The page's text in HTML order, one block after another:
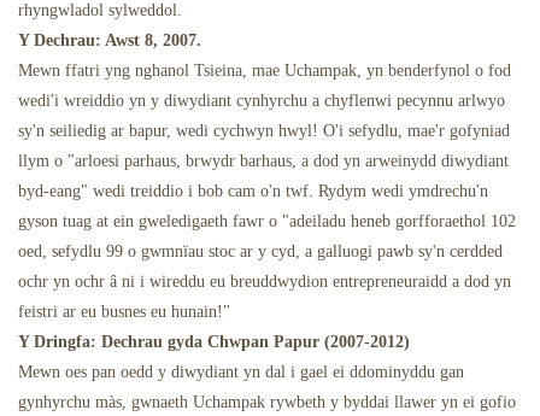
rhyngwladol sylweddol.
Y Dechrau: Awst 8, 2007.
Mewn ffatri yng nghanol Tsieina, mae Uchampak, yn benderfynol o fod
wedi'i wreiddio yn y diwydiant cynhyrchu a chyflenwi pecynnu arlwyo
sy'n seiliedig ar bapur, wedi cychwyn hwyl! O'i sefydlu, mae'r gofyniad
llym o "arloesi parhaus, brwydr barhaus, a dod yn arweinydd diwydiant
byd-eang" wedi treiddio i bob cam o'n twf. Rydym wedi ymdrechu'n
gyson tuag at ein gweledigaeth fawr o "adeiladu heneb gorfforaethol 102
oed, sefydlu 99 o gwmnïau stoc ar y cyd, a galluogi pawb sy'n cerdded
ochr yn ochr â ni i wireddu eu breuddwydion entrepreneuraidd a dod yn
feistri ar eu busnes eu hunain!"
Y Dringfa: Dechrau gyda Chwpan Papur (2007-2012)
Mewn oes pan oedd y diwydiant yn dal i gael ei ddominyddu gan
gynhyrchu màs, gwnaeth Uchampak rywbeth y byddai llawer yn ei gofio